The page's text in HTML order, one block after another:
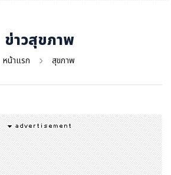
ข่าวสุขภาพ
หน้าแรก สุขภาพ